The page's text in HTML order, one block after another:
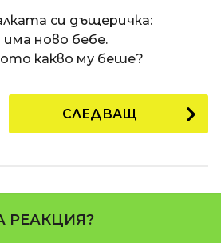
си дъщеричка:
ново бебе.
какво му беше?
СЛЕДВАЩ
РЕАКЦИЯ?